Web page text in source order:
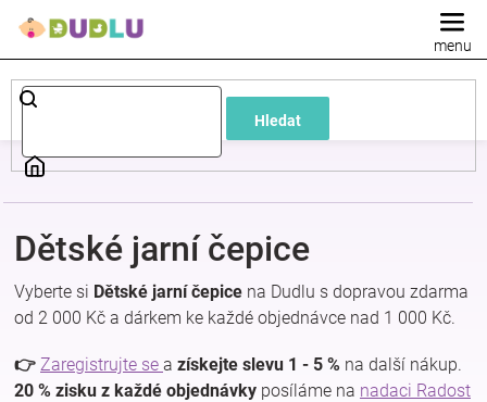
Hledat
Dětské
a
kojenecké
oblečení
Pokojíček
a
Dětské jarní čepice
Vyberte si Dětské jarní čepice na Dudlu s dopravou zdarma
od 2 000 Kč a dárkem ke každé objednávce nad 1 000 Kč.
👉 Zaregistrujte se a získejte slevu 1 - 5 % na další nákup.
20 % zisku z každé objednávky posíláme na nadaci Radost